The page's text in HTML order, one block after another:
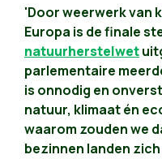
'Door weerwerk van
Europa is de finale
natuurherstelwet
parlementaire
is onnodig en
natuur, klimaat én
waarom zouden we
bezinnen landen